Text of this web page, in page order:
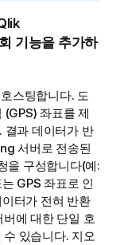
기능을 추가하
스팅합니다. 도
좌표를 제
결과 데이터가 반
서버로 전송된
을 구성합니다(예:
GPS 좌표로 인
터가 전혀 반환
버에 대한 단일 호
있습니다. 지오